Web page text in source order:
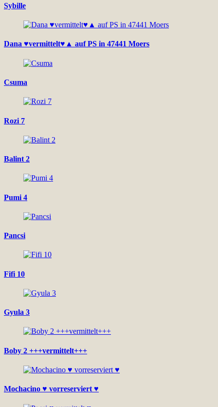
Sybille
Dana ♥vermittelt♥▲ auf PS in 47441 Moers
Csuma
Rozi 7
Balint 2
Pumi 4
Pancsi
Fifi 10
Gyula 3
Boby 2 +++vermittelt+++
Mochacino ♥ vorreserviert ♥